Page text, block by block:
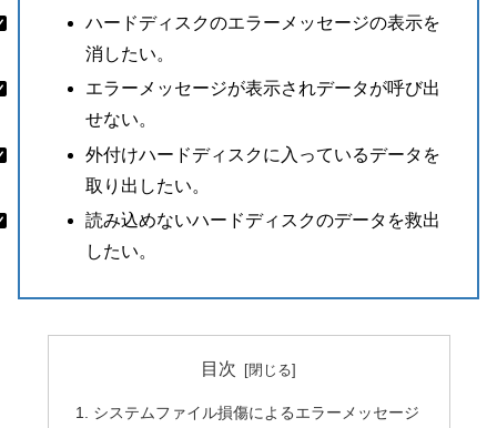
ハードディスクのエラーメッセージの表示を
消したい。
エラーメッセージが表示されデータが呼び出
せない。
外付けハードディスクに入っているデータを
取り出したい。
読み込めないハードディスクのデータを救出
したい。
目次
システムファイル損傷によるエラーメッセージ